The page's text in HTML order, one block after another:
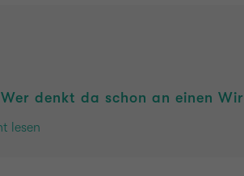
denkt da schon an einen
lesen